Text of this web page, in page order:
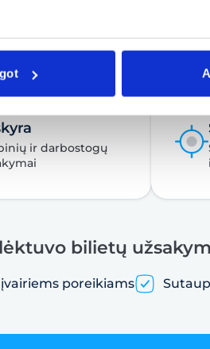
ir darbostogų
bilietų
poreikiams